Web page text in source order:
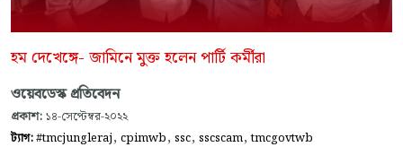
হম দেখেঙ্গে- জামিনে মুক্ত হলেন পার্টি কর্মীরা
ওয়েবডেস্ক প্রতিবেদন
প্রকাশ: ১৪-সেপ্টেম্বর-২০২২
ট্যাগ:#tmcjungleraj, cpimwb, ssc, sscscam,tmcgovtwb